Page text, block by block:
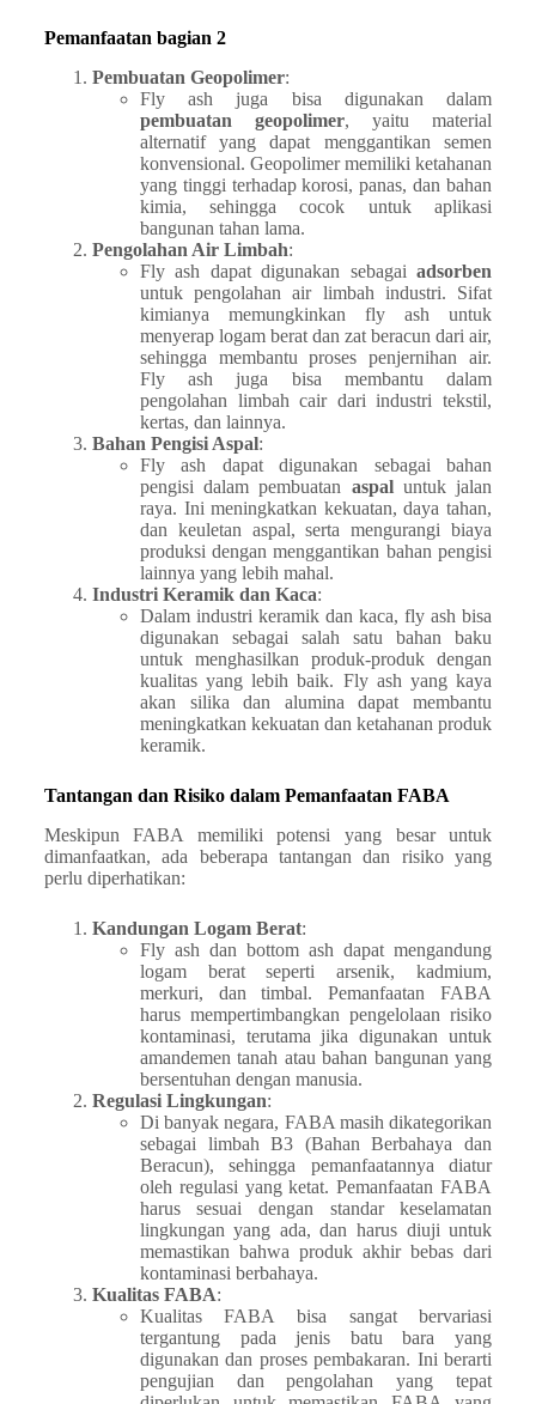
Pemanfaatan bagian 2
Pembuatan Geopolimer:
Fly ash juga bisa digunakan dalam
pembuatan geopolimer, yaitu material
alternatif yang dapat menggantikan semen
konvensional. Geopolimer memiliki ketahanan
yang tinggi terhadap korosi, panas, dan bahan
kimia, sehingga cocok untuk aplikasi
bangunan tahan lama.
Pengolahan Air Limbah:
Fly ash dapat digunakan sebagaiadsorben
untuk pengolahan air limbah industri. Sifat
kimianya memungkinkan fly ash untuk
menyerap logam berat dan zat beracun dari air,
sehingga membantu proses penjernihan air.
Fly ash juga bisa membantu dalam
pengolahan limbah cair dari industri tekstil,
kertas, dan lainnya.
Bahan Pengisi Aspal:
Fly ash dapat digunakan sebagai bahan
pengisi dalam pembuatan aspaluntuk jalan
raya. Ini meningkatkan kekuatan, daya tahan,
dan keuletan aspal, serta mengurangi biaya
produksi dengan menggantikan bahan pengisi
lainnya yang lebih mahal.
Industri Keramik dan Kaca:
Dalam industri keramik dan kaca, fly ash bisa
digunakan sebagai salah satu bahan baku
untuk menghasilkan produk-produk dengan
kualitas yang lebih baik. Fly ash yang kaya
akan silika dan alumina dapat membantu
meningkatkan kekuatan dan ketahanan produk
keramik.
Tantangan dan Risiko dalam Pemanfaatan FABA
Meskipun FABA memiliki potensi yang besar untuk
dimanfaatkan, ada beberapa tantangan dan risiko yang
perlu diperhatikan:
Kandungan Logam Berat:
Fly ash dan bottom ash dapat mengandung
logam berat seperti arsenik, kadmium,
merkuri, dan timbal. Pemanfaatan FABA
harus mempertimbangkan pengelolaan risiko
kontaminasi, terutama jika digunakan untuk
amandemen tanah atau bahan bangunan yang
bersentuhan dengan manusia.
Regulasi Lingkungan:
Di banyak negara, FABA masih dikategorikan
sebagai limbah B3 (Bahan Berbahaya dan
Beracun), sehingga pemanfaatannya diatur
oleh regulasi yang ketat. Pemanfaatan FABA
harus sesuai dengan standar keselamatan
lingkungan yang ada, dan harus diuji untuk
memastikan bahwa produk akhir bebas dari
kontaminasi berbahaya.
Kualitas FABA:
Kualitas FABA bisa sangat bervariasi
tergantung pada jenis batu bara yang
digunakan dan proses pembakaran. Ini berarti
pengujian dan pengolahan yang tepat